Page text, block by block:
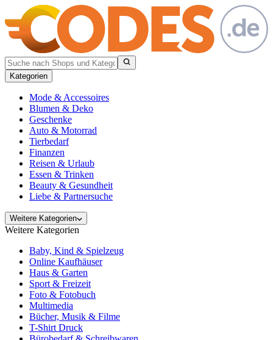
Kategorien
Mode & Accessoires
Blumen & Deko
Geschenke
Auto & Motorrad
Tierbedarf
Finanzen
Reisen & Urlaub
Essen & Trinken
Beauty & Gesundheit
Liebe & Partnersuche
Weitere Kategorien
Weitere Kategorien
Baby, Kind & Spielzeug
Online Kaufhäuser
Haus & Garten
Sport & Freizeit
Foto & Fotobuch
Multimedia
Bücher, Musik & Filme
T-Shirt Druck